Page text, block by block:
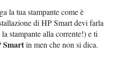
la tua stampante come è
di HP Smart devi farla
stampante alla corrente!) e ti
Smartin men che non si dica.